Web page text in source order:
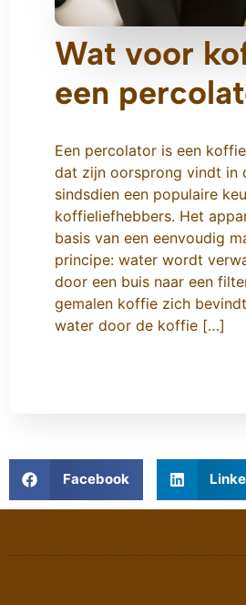
Wat voor
een
Een percolator is een
dat zijn oorsprong vindt in
sindsdien een populaire
koffieliefhebbers. Het
basis van een eenvoudig
principe: water wordt
door een buis naar een
gemalen koffie zich
water door de koffie […]
Facebook